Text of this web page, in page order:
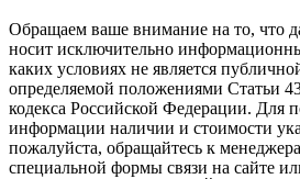
Обращаем ваше внимание на то, что
носит исключительно
каких условиях не является
определяемой положениями Статьи
кодекса Российской Федерации. Для
информации наличии и стоимости
пожалуйста, обращайтесь к
специальной формы связи на сайте